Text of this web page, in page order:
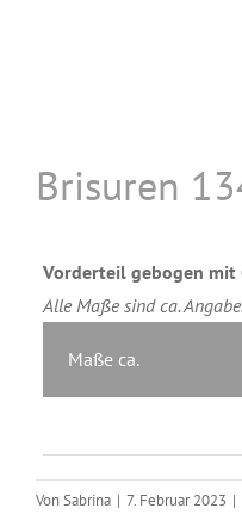
Brisuren
Vorderteil gebogen
Alle Maße sind ca.
Maße ca.
VonSabrina | 7. Februar 2023 |